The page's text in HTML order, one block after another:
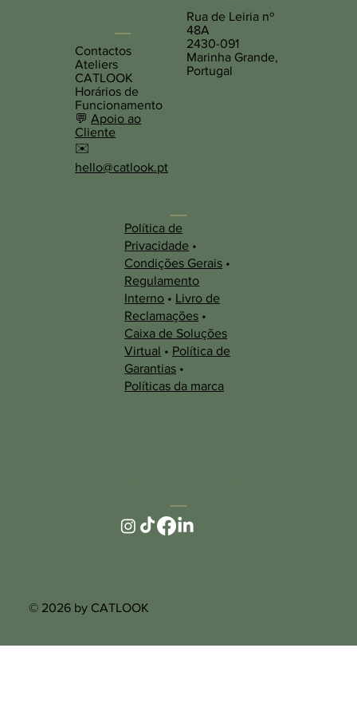
Contactos
Ateliers
CATLOOK
Horários de
Funcionamento
💬 Apoio ao
Cliente
✉️
hello@catlook.pt
Rua de Leiria nº
48A
2430-091
Marinha Grande,
Portugal
© 2026 by CATLOOK
Outras
Informaçõe
s
Política de
Privacidade •
Condições Gerais •
Regulamento
Interno • Livro de
Reclamações •
Caixa de Soluções
Virtual • Política de
Garantias •
Políticas da marca